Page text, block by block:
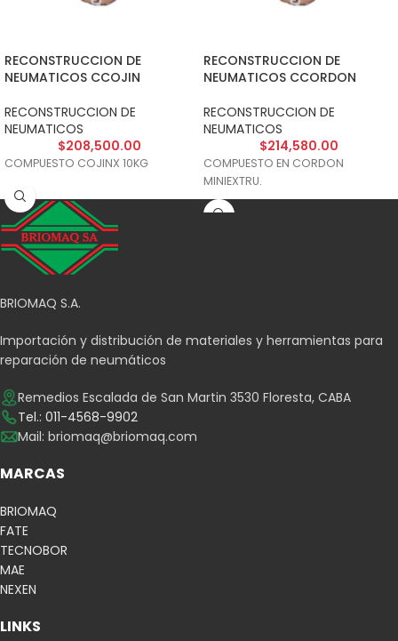
RECONSTRUCCION DE
NEUMATICOS CCOJIN
RECONSTRUCCION DE
NEUMATICOS
$208,500.00
COMPUESTO COJINX 10KG
RECONSTRUCCION DE
NEUMATICOS CCORDON
RECONSTRUCCION DE
NEUMATICOS
$214,580.00
COMPUESTO EN CORDON
MINIEXTRU.
BRIOMAQ S.A.
Importación y distribución de materiales y herramientas para
reparación de neumáticos
Remedios Escalada de San Martin 3530 Floresta, CABA
Tel.: 011-4568-9902
Mail: briomaq@briomaq.com
MARCAS
BRIOMAQ
FATE
TECNOBOR
MAE
NEXEN
LINKS